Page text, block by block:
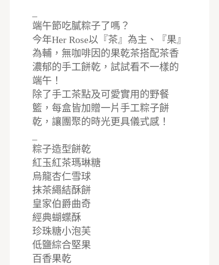
端午節吃膩粽子了嗎？
今年Her Rose以『茶』為主、『果』
為輔，無咖啡因的果乾茶搭配茶香
濃郁的手工餅乾，試試看不一樣的
端午！
除了手工茶點及可愛實用的野餐
籃，每盒皆加贈一片手工粽子餅
乾，讓團聚的時光更具儀式感！
粽子造型餅乾
紅玉紅茶瑪琳糖
烏龍杏仁雪球
抹茶繩結酥餅
皇家伯爵曲奇
經典蝴蝶酥
珍珠糖小泡芙
低鹽綜合堅果
百香果乾